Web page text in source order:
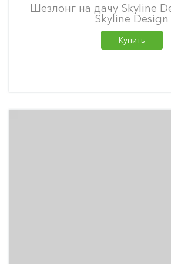
Шезлонг на дачу Skyline
Skyline Design
Купить